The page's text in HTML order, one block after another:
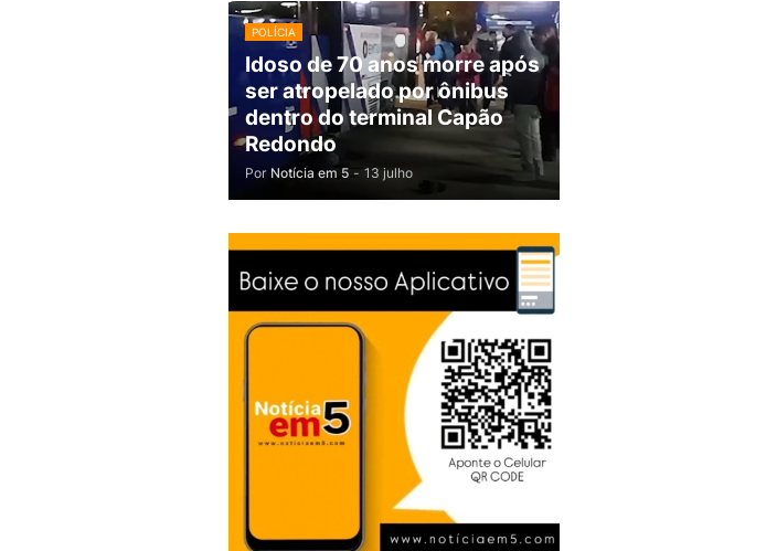
POLÍCIA
Idoso de 70 anos morre após
ser atropelado por ônibus
dentro do terminal Capão
Redondo
Por Notícia em 5 - 13 julho